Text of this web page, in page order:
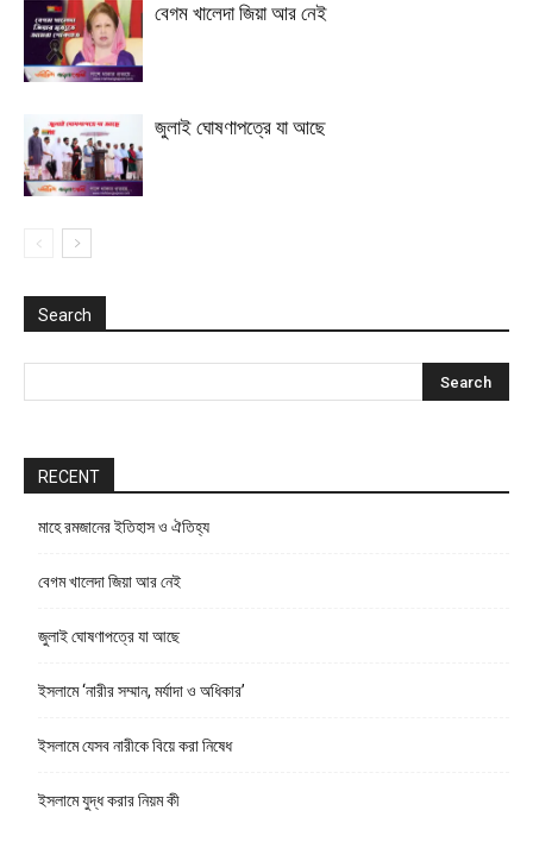
বেগম খালেদা জিয়া আর নেই
জুলাই ঘোষণাপত্রে যা আছে
Search
RECENT
মাহে রমজানের ইতিহাস ও ঐতিহ্য
বেগম খালেদা জিয়া আর নেই
জুলাই ঘোষণাপত্রে যা আছে
ইসলামে ‘নারীর সম্মান, মর্যাদা ও অধিকার’
ইসলামে যেসব নারীকে বিয়ে করা নিষেধ
ইসলামে যুদ্ধ করার নিয়ম কী